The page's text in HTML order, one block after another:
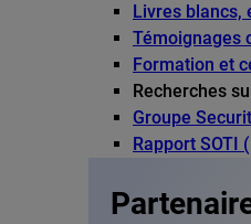
Livres blancs,
Témoignages
Formation et
Recherches
Groupe
Rapport SOTI